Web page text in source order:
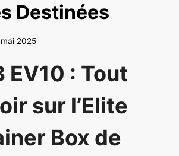
Destinées
2025
EV10 : Tout
sur l’Elite
Box de